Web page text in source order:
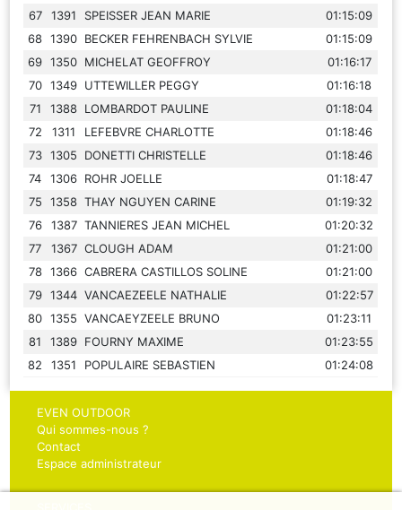
67
1391 SPEISSER JEAN MARIE
01:15:09
68 1390 BECKER FEHRENBACH SYLVIE
01:15:09
69 1350 MICHELAT GEOFFROY
01:16:17
70 1349 UTTEWILLER PEGGY
01:16:18
71
1388 LOMBARDOT PAULINE
01:18:04
72
1311 LEFEBVRE CHARLOTTE
01:18:46
73 1305 DONETTI CHRISTELLE
01:18:46
74
1306 ROHR JOELLE
01:18:47
75
1358 THAY NGUYEN CARINE
01:19:32
76
1387 TANNIERES JEAN MICHEL
01:20:32
77
1367 CLOUGH ADAM
01:21:00
78 1366 CABRERA CASTILLOS SOLINE
01:21:00
79 1344 VANCAEZEELE NATHALIE
01:22:57
80 1355 VANCAEYZEELE BRUNO
01:23:11
81
1389 FOURNY MAXIME
01:23:55
82
1351 POPULAIRE SEBASTIEN 01:24:08
EVEN OUTDOOR
Qui sommes-nous ?
Contact
Espace administrateur